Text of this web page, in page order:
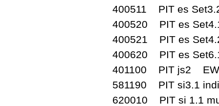
400511 PIT es
400520 PIT es
400521 PIT es
400620 PIT es
401100 PIT js2
581190 PIT si3.1
620010 PIT si 1.1